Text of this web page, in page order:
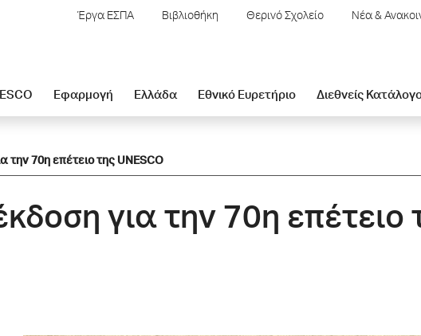
Έργα ΕΣΠΑ Βιβλιοθήκη Θερινό Σχολείο Νέα &
Εφαρμογή Ελλάδα Εθνικό Ευρετήριο Διεθνείς
την 70η επέτειο της UNESCO
για την 70η επέτειο